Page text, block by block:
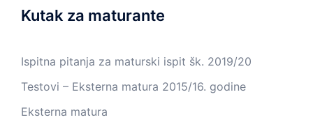
Kutak za maturante
Ispitna pitanja za maturski ispit šk. 2019/20
Testovi – Eksterna matura 2015/16. godine
Eksterna matura